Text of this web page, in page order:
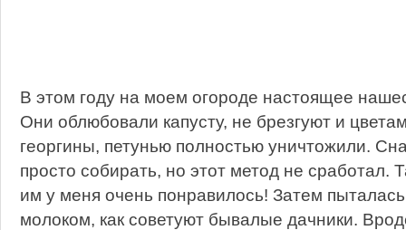
В этом году на моем огороде настоящее
Они облюбовали капусту, не брезгуют и
георгины, петунью полностью уничтожили.
просто собирать, но этот метод не сработал.
им у меня очень понравилось! Затем пыталась
молоком, как советуют бывалые дачники.